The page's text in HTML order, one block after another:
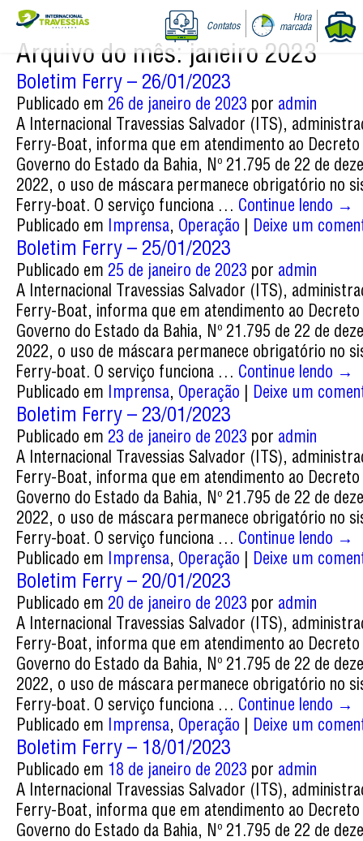
Contatos
Hora
marcada
Arquivo do mês:janeiro 2023
Boletim Ferry – 26/01/2023
Publicado em 26 de janeiro de 2023 por admin
A Internacional Travessias Salvador (ITS),
Ferry-Boat, informa que em atendimento ao
Governo do Estado da Bahia, Nº 21.795 de 22 de
2022, o uso de máscara permanece obrigatório no
Ferry-boat. O serviço funciona … Continue lendo →
Publicado em Imprensa, Operação | Deixe um
Boletim Ferry – 25/01/2023
Publicado em 25 de janeiro de 2023 por admin
A Internacional Travessias Salvador (ITS),
Ferry-Boat, informa que em atendimento ao
Governo do Estado da Bahia, Nº 21.795 de 22 de
2022, o uso de máscara permanece obrigatório no
Ferry-boat. O serviço funciona … Continue lendo →
Publicado em Imprensa, Operação | Deixe um
Boletim Ferry – 23/01/2023
Publicado em 23 de janeiro de 2023 por admin
A Internacional Travessias Salvador (ITS),
Ferry-Boat, informa que em atendimento ao
Governo do Estado da Bahia, Nº 21.795 de 22 de
2022, o uso de máscara permanece obrigatório no
Ferry-boat. O serviço funciona … Continue lendo →
Publicado em Imprensa, Operação | Deixe um
Boletim Ferry – 20/01/2023
Publicado em 20 de janeiro de 2023 por admin
A Internacional Travessias Salvador (ITS),
Ferry-Boat, informa que em atendimento ao
Governo do Estado da Bahia, Nº 21.795 de 22 de
2022, o uso de máscara permanece obrigatório no
Ferry-boat. O serviço funciona … Continue lendo →
Publicado em Imprensa, Operação | Deixe um
Boletim Ferry – 18/01/2023
Publicado em 18 de janeiro de 2023 por admin
A Internacional Travessias Salvador (ITS),
Ferry-Boat, informa que em atendimento ao
Governo do Estado da Bahia, Nº 21.795 de 22 de